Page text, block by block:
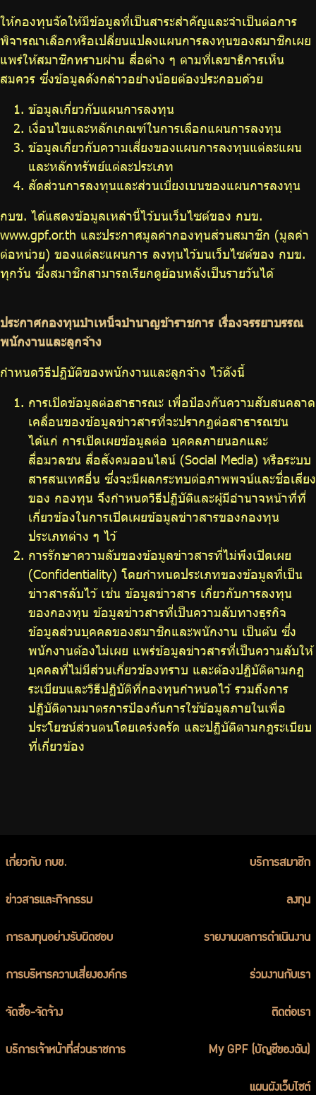
ให้กองทุนจัดให้มีข้อมูลที่เป็นสาระสำคัญและจำเป็นต่อการ
พิจารณาเลือกหรือเปลี่ยนแปลงแผนการลงทุนของสมาชิกเผย
แพร่ให้สมาชิกทราบผ่าน สื่อต่าง ๆ ตามที่เลขาธิการเห็น
สมควร ซึ่งข้อมูลดังกล่าวอย่างน้อยต้องประกอบด้วย
ข้อมูลเกี่ยวกับแผนการลงทุน
เงื่อนไขและหลักเกณฑ์ในการเลือกแผนการลงทุน
ข้อมูลเกี่ยวกับความเสี่ยงของแผนการลงทุนแต่ละแผน
และหลักทรัพย์แต่ละประเภท
สัดส่วนการลงทุนและส่วนเบี่ยงเบนของแผนการลงทุน
กบข. ได้แสดงข้อมูลเหล่านี้ไว้บนเว็บไซต์ของ กบข.
www.gpf.or.th และประกาศมูลค่ากองทุนส่วนสมาชิก (มูลค่า
ต่อหน่วย) ของแต่ละแผนการ ลงทุนไว้บนเว็บไซต์ของ กบข.
ทุกวัน ซึ่งสมาชิกสามารถเรียกดูย้อนหลังเป็นรายวันได้
ประกาศกองทุนบำเหน็จบำนาญข้าราชการ เรื่องจรรยาบรรณ
พนักงานและลูกจ้าง
กำหนดวิธีปฏิบัติของพนักงานและลูกจ้าง ไว้ดังนี้
การเปิดข้อมูลต่อสาธารณะ เพื่อป้องกันความสับสนคลาด
เคลื่อนของข้อมูลข่าวสารที่จะปรากฏต่อสาธารณชน
ได้แก่ การเปิดเผยข้อมูลต่อ บุคคลภายนอกและ
สื่อมวลชน สื่อสังคมออนไลน์ (Social Media) หรือระบบ
สารสนเทศอื่น ซึ่งจะมีผลกระทบต่อภาพพจน์และชื่อเสียง
ของ กองทุน จึงกำหนดวิธีปฏิบัติและผู้มีอำนาจหน้าที่ที่
เกี่ยวข้องในการเปิดเผยข้อมูลข่าวสารของกองทุน
ประเภทต่าง ๆ ไว้
การรักษาความลับของข้อมูลข่าวสารที่ไม่พึงเปิดเผย
(Confidentiality) โดยกำหนดประเภทของข้อมูลที่เป็น
ข่าวสารลับไว้ เช่น ข้อมูลข่าวสาร เกี่ยวกับการลงทุน
ของกองทุน ข้อมูลข่าวสารที่เป็นความลับทางธุรกิจ
ข้อมูลส่วนบุคคลของสมาชิกและพนักงาน เป็นต้น ซึ่ง
พนักงานต้องไม่เผย แพร่ข้อมูลข่าวสารที่เป็นความลับให้
บุคคลที่ไม่มีส่วนเกี่ยวข้องทราบ และต้องปฏิบัติตามกฎ
ระเบียบและวิธีปฏิบัติที่กองทุนกำหนดไว้ รวมถึงการ
ปฏิบัติตามมาตรการป้องกันการใช้ข้อมูลภายในเพื่อ
ประโยชน์ส่วนตนโดยเคร่งครัด และปฏิบัติตามกฎระเบียบ
ที่เกี่ยวข้อง
เกี่ยวกับ กบข. บริการสมาชิก
ข่าวสารและกิจกรรม ลงทุน
การลงทุนอย่างรับผิดชอบ รายงานผลการดำเนินงาน
การบริหารความเสี่ยงองค์กร ร่วมงานกับเรา
จัดซื้อ-จัดจ้าง ติดต่อเรา
บริการเจ้าหน้าที่ส่วนราชการ My GPF (บัญชีของฉัน)
แผนผังเว็บไซต์